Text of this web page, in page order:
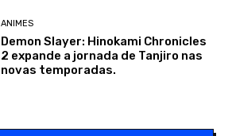
ANIMES
Demon Slayer: Hinokami Chronicles
2 expande a jornada de Tanjiro nas
novas temporadas.